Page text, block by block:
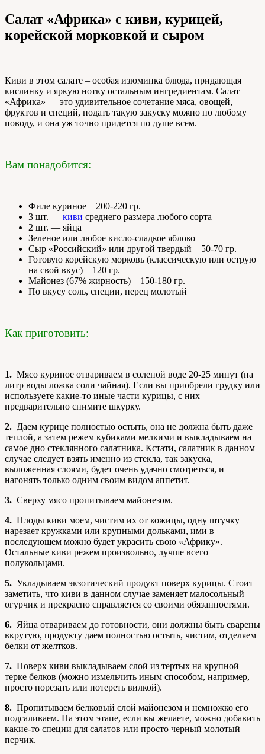
Салат «Африка» с киви, курицей,
корейской морковкой и сыром
Киви в этом салате – особая изюминка блюда, придающая
кислинку и яркую нотку остальным ингредиентам. Салат
«Африка» — это удивительное сочетание мяса, овощей,
фруктов и специй, подать такую закуску можно по любому
поводу, и она уж точно придется по душе всем.
Вам понадобится:
Филе куриное – 200-220 гр.
3 шт. — киви среднего размера любого сорта
2 шт. — яйца
Зеленое или любое кисло-сладкое яблоко
Сыр «Российский» или другой твердый – 50-70 гр.
Готовую корейскую морковь (классическую или острую
на свой вкус) – 120 гр.
Майонез (67% жирность) – 150-180 гр.
По вкусу соль, специи, перец молотый
Как приготовить:
1. Мясо куриное отвариваем в соленой воде 20-25 минут (на
литр воды ложка соли чайная). Если вы приобрели грудку или
используете какие-то иные части курицы, с них
предварительно снимите шкурку.
2. Даем курице полностью остыть, она не должна быть даже
теплой, а затем режем кубиками мелкими и выкладываем на
самое дно стеклянного салатника. Кстати, салатник в данном
случае следует взять именно из стекла, так закуска,
выложенная слоями, будет очень удачно смотреться, и
нагонять только одним своим видом аппетит.
3. Сверху мясо пропитываем майонезом.
4. Плоды киви моем, чистим их от кожицы, одну штучку
нарезает кружками или крупными дольками, ими в
последующем можно будет украсить свою «Африку».
Остальные киви режем произвольно, лучше всего
полукольцами.
5. Укладываем экзотический продукт поверх курицы. Стоит
заметить, что киви в данном случае заменяет малосольный
огурчик и прекрасно справляется со своими обязанностями.
6. Яйца отвариваем до готовности, они должны быть сварены
вкрутую, продукту даем полностью остыть, чистим, отделяем
белки от желтков.
7. Поверх киви выкладываем слой из тертых на крупной
терке белков (можно измельчить иным способом, например,
просто порезать или потереть вилкой).
8. Пропитываем белковый слой майонезом и немножко его
подсаливаем. На этом этапе, если вы желаете, можно добавить
какие-то специи для салатов или просто черный молотый
перчик.